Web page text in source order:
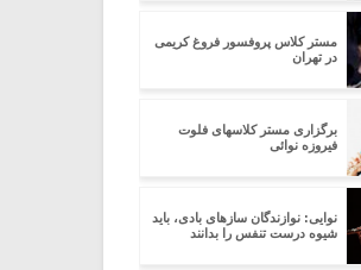
مستر کلاس پروفسور فروغ کریمی
در تهران
برگزاری مستر کلاسهای فلوت
فیروزه نوائی
نوایی: نوازندگان سازهای بادی، باید
شیوه درست تنفس را بدانند